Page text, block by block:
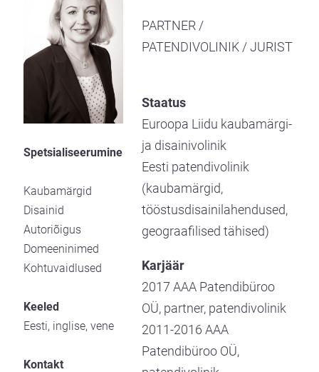
Spetsialiseerumine
Kaubamärgid
Disainid
Autoriõigus
Domeeninimed
Kohtuvaidlused
Keeled
Eesti, inglise, vene
Kontakt
PARTNER /
PATENDIVOLINIK / JURIST
Staatus
Euroopa Liidu kaubamärgi-
ja disainivolinik
Eesti patendivolinik
(kaubamärgid,
tööstusdisainilahendused,
geograafilised tähised)
Karjäär
2017 AAA Patendibüroo
OÜ, partner, patendivolinik
2011-2016 AAA
Patendibüroo OÜ,